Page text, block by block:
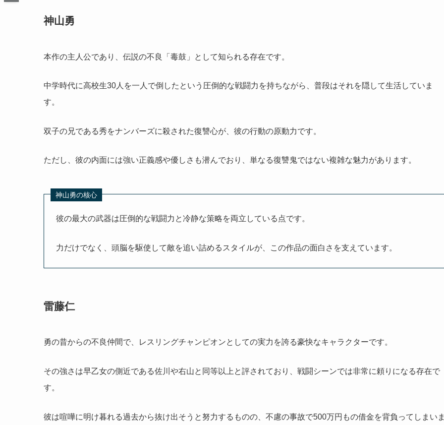
神山勇
本作の主人公であり、伝説の不良「毒鼓」として知られる存在です。
中学時代に高校生30人を一人で倒したという圧倒的な戦闘力を持ちながら、普段はそれを隠して生活していま
す。
双子の兄である秀をナンバーズに殺された復讐心が、彼の行動の原動力です。
ただし、彼の内面には強い正義感や優しさも潜んでおり、単なる復讐鬼ではない複雑な魅力があります。
神山勇の核心
彼の最大の武器は圧倒的な戦闘力と冷静な策略を両立している点です。
力だけでなく、頭脳を駆使して敵を追い詰めるスタイルが、この作品の面白さを支えています。
雷藤仁
勇の昔からの不良仲間で、レスリングチャンピオンとしての実力を誇る豪快なキャラクターです。
その強さは早乙女の側近である佐川や右山と同等以上と評されており、戦闘シーンでは非常に頼りになる存在で
す。
彼は喧嘩に明け暮れる過去から抜け出そうと努力するものの、不慮の事故で500万円もの借金を背負ってしまいま